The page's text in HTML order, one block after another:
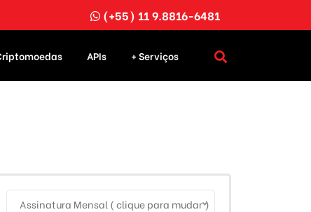
(+55) 11 9.8816-6481
APIs + Serviços
Assinatura Mensal ( clique para mudar )